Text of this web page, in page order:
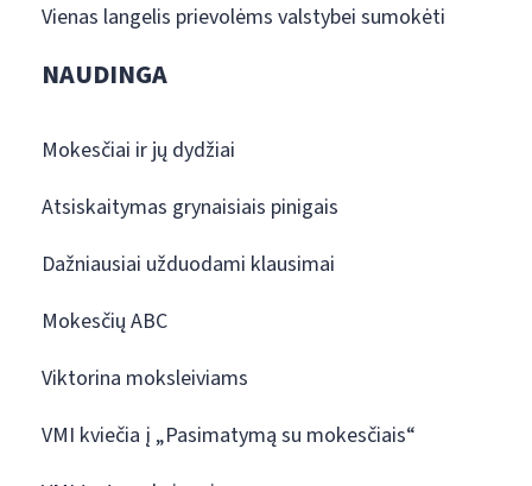
Vienas langelis prievolėms valstybei sumokėti
NAUDINGA
Mokesčiai ir jų dydžiai
Atsiskaitymas grynaisiais pinigais
Dažniausiai užduodami klausimai
Mokesčių ABC
Viktorina moksleiviams
VMI kviečia į „Pasimatymą su mokesčiais“